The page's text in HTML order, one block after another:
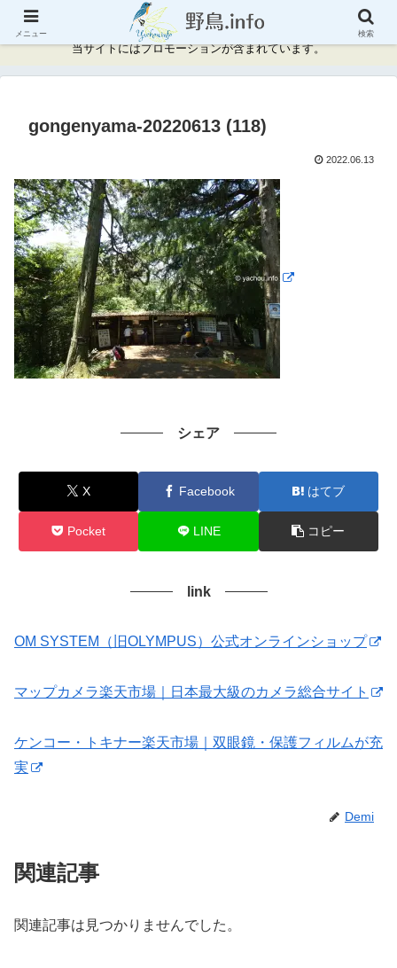
神奈川県周辺の野鳥情報と記録
当サイトにはプロモーションが含まれています。
gongenyama-20220613 (118)
2022.06.13
シェア
X Facebook はてブ
Pocket LINE コピー
link
OM SYSTEM（旧OLYMPUS）公式オンラインショップ
マップカメラ楽天市場｜日本最大級のカメラ総合サイト
ケンコー・トキナー楽天市場｜双眼鏡・保護フィルムが充
実
Demi
関連記事
関連記事は見つかりませんでした。
メニュー 検索